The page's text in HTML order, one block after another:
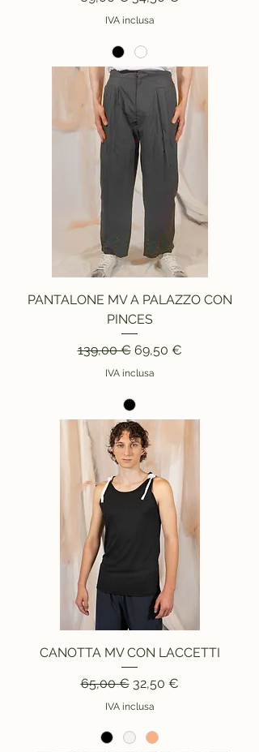
IVA inclusa
PANTALONE MV A PALAZZO CON
PINCES
Prezzo regolare
139,00 € Prezzo scontato
69,50 €
IVA inclusa
CANOTTA MV CON LACCETTI
Prezzo regolare
65,00 € Prezzo scontato
32,50 €
IVA inclusa